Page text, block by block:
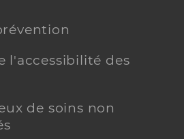
l'accessibilité des
de soins non